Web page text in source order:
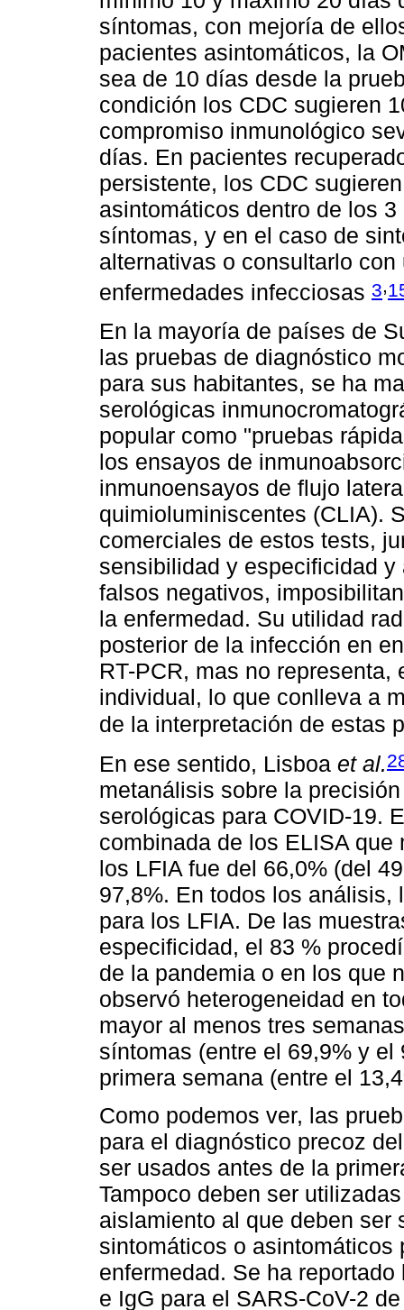
síntomas, con mejoría de
pacientes asintomáticos, la
sea de 10 días desde la
condición los CDC sugieren
compromiso inmunológico
días. En pacientes
persistente, los CDC
asintomáticos dentro de los
síntomas, y en el caso de
alternativas o consultarlo
enfermedades infecciosas 3,
En la mayoría de países de
las pruebas de diagnóstico
para sus habitantes, se ha
serológicas
popular como "pruebas
los ensayos de
inmunoensayos de flujo
quimioluminiscentes (CLIA).
comerciales de estos tests,
sensibilidad y especificidad
falsos negativos,
la enfermedad. Su utilidad
posterior de la infección en
RT-PCR, mas no
individual, lo que conlleva a
de la interpretación de estas
En ese sentido, Lisboa et al.
metanálisis sobre la
serológicas para COVID-19.
combinada de los ELISA
los LFIA fue del 66,0% (del
97,8%. En todos los análisis,
para los LFIA. De las
especificidad, el 83 %
de la pandemia o en los que
observó heterogeneidad en
mayor al menos tres
síntomas (entre el 69,9% y
primera semana (entre el
Como podemos ver, las
para el diagnóstico precoz
ser usados antes de la
Tampoco deben ser
aislamiento al que deben ser
sintomáticos o
enfermedad. Se ha
e IgG para el SARS-CoV-2